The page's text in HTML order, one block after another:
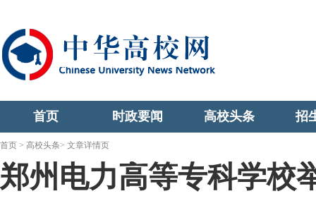
首页 时政要闻 高校头条 招
首页 > 高校头条> 文章详情页
郑州电力高等专科学校